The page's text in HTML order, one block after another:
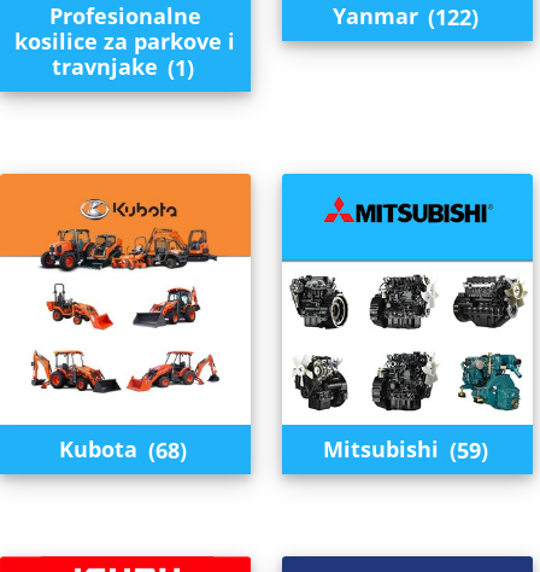
Profesionalne
kosilice za parkove i
travnjake (1)
Yanmar (122)
Kubota (68) Mitsubishi (59)